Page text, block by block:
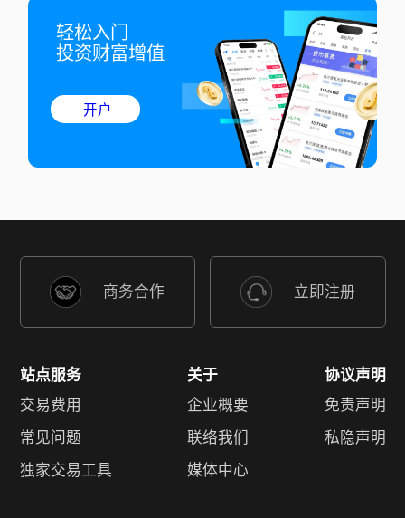
轻松入门
投资财富增值
开户
商务合作 立即注册
站点服务
交易费用
常见问题
独家交易工具
关于
企业概要
联络我们
媒体中心
协议声明
免责声明
私隐声明